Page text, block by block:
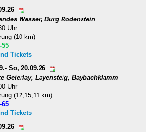
Wasser, Burg Rodenstein
Uhr
(10 km)
55
Tickets
So, 20.09.26
Geierlay, Layensteig, Baybachklamm
Uhr
(12,15,11 km)
65
Tickets